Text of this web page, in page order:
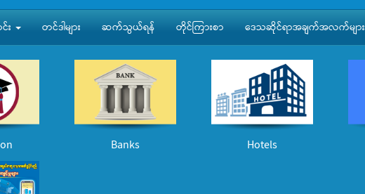
း တင်ဒါများ ဆက်သွယ်ရန် တိုင်ကြားစာ ဒေသဆိုင်ရာအချက်အလက်များ
Banks Hotels